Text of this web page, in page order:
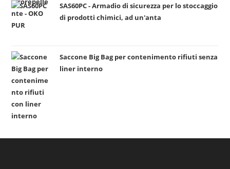
SAS60PC - Armadio di sicurezza per lo stoccaggio
di prodotti chimici, ad un'anta
Saccone Big Bag per contenimento rifiuti senza
liner interno